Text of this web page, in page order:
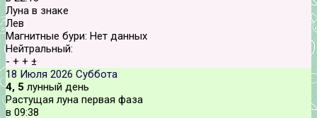
Луна в знаке
Лев
Магнитные бури: Нет данных
Нейтральный:
- + + ±
18 Июля 2026 Суббота
4, 5 лунный день
Растущая луна первая фаза
в 09:38